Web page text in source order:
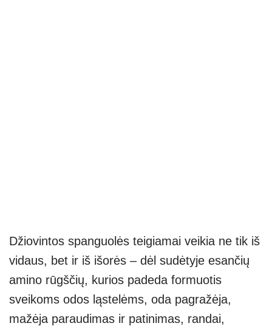
Džiovintos spanguolės teigiamai veikia ne tik iš
vidaus, bet ir iš išorės – dėl sudėtyje esančių
amino rūgščių, kurios padeda formuotis
sveikoms odos ląstelėms, oda pagražėja,
mažėja paraudimas ir patinimas, randai,